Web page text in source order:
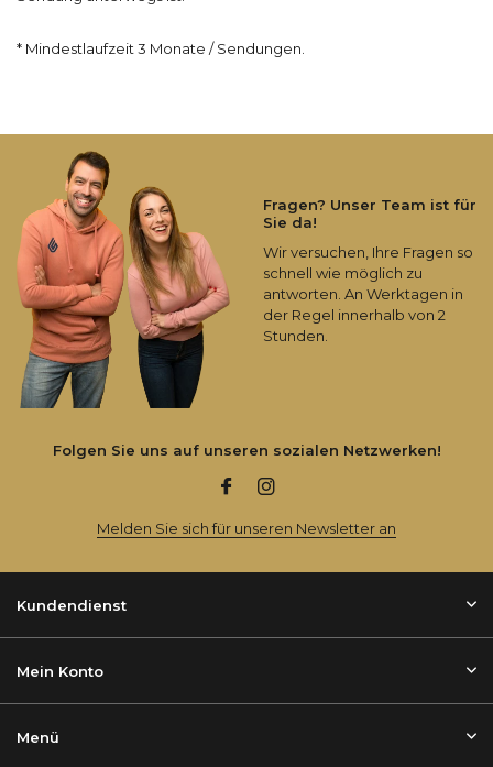
* Mindestlaufzeit 3 Monate / Sendungen.
Fragen? Unser Team ist für
Sie da!
Wir versuchen, Ihre Fragen so
schnell wie möglich zu
antworten. An Werktagen in
der Regel innerhalb von 2
Stunden.
Folgen Sie uns auf unseren sozialen Netzwerken!
Melden Sie sich für unseren Newsletter an
Kundendienst
Mein Konto
Menü